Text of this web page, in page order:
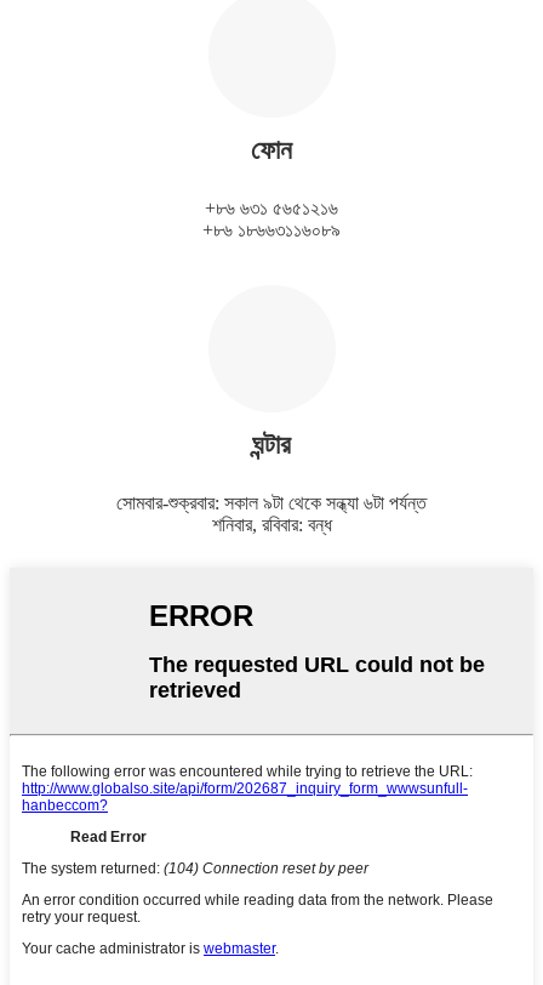
ফোন
+৮৬ ৬৩১ ৫৬৫১২১৬
+৮৬ ১৮৬৬৩১১৬০৮৯
ঘন্টার
সোমবার-শুক্রবার: সকাল ৯টা থেকে সন্ধ্যা ৬টা পর্যন্ত
শনিবার, রবিবার: বন্ধ